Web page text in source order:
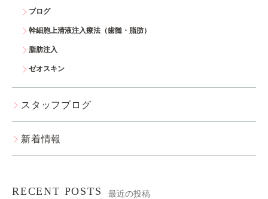
ブログ
幹細胞上清液注入療法（歯髄・脂肪）
脂肪注入
ゼオスキン
スタッフブログ
新着情報
RECENT POSTS 最近の投稿